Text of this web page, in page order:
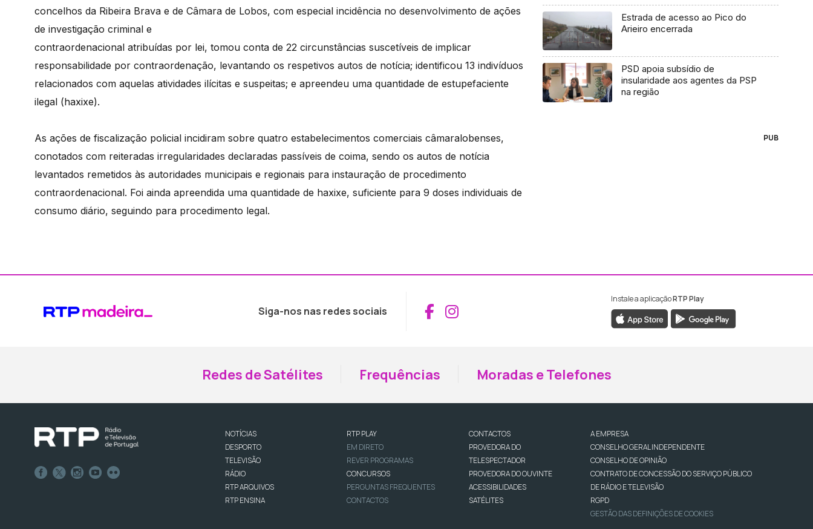
concelhos da Ribeira Brava e de Câmara de Lobos, com especial incidência no desenvolvimento de ações
de investigação criminal e
contraordenacional atribuídas por lei, tomou conta de 22 circunstâncias suscetíveis de implicar
responsabilidade por contraordenação, levantando os respetivos autos de notícia; identificou 13 indivíduos
relacionados com aquelas atividades ilícitas e suspeitas; e apreendeu uma quantidade de estupefaciente
ilegal (haxixe).
As ações de fiscalização policial incidiram sobre quatro estabelecimentos comerciais câmaralobenses,
conotados com reiteradas irregularidades declaradas passíveis de coima, sendo os autos de notícia
levantados remetidos às autoridades municipais e regionais para instauração de procedimento
contraordenacional. Foi ainda apreendida uma quantidade de haxixe, suficiente para 9 doses individuais de
consumo diário, seguindo para procedimento legal.
Estrada de acesso ao Pico do
Arieiro encerrada
PSD apoia subsídio de
insularidade aos agentes da PSP
na região
PUB
Siga-nos nas redes sociais Aceder ao Facebook da RTP Madeira
Aceder ao Instagram da RTP Madeira
Instale a aplicaçãoRTP Play
Redes de Satélites Frequências Moradas e Telefones
NOTÍCIAS
DESPORTO
TELEVISÃO
RÁDIO
RTP ARQUIVOS
RTP ENSINA
RTP PLAY
EM DIRETO
REVER PROGRAMAS
CONCURSOS
PERGUNTAS FREQUENTES
CONTACTOS
CONTACTOS
PROVEDORA DO
TELESPECTADOR
PROVEDORA DO OUVINTE
ACESSIBILIDADES
SATÉLITES
A EMPRESA
CONSELHO GERAL INDEPENDENTE
CONSELHO DE OPINIÃO
CONTRATO DE CONCESSÃO DO SERVIÇO PÚBLICO
DE RÁDIO E TELEVISÃO
RGPD
GESTÃO DAS DEFINIÇÕES DE COOKIES